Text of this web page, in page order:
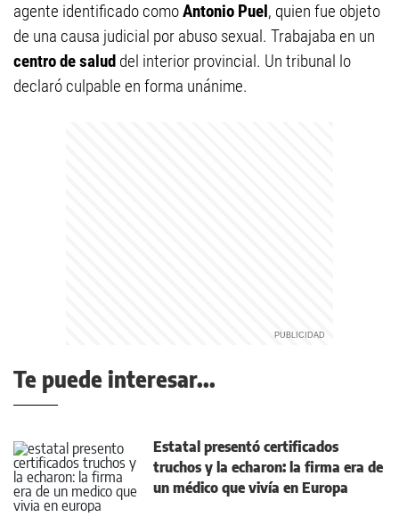
agente identificado comoAntonio Puel, quien fue objeto
de una causa judicial por abuso sexual. Trabajaba en un
centro de salud del interior provincial. Un tribunal lo
declaró culpable en forma unánime.
Te puede interesar...
Estatal presentó certificados
truchos y la echaron: la firma era de
un médico que vivía en Europa